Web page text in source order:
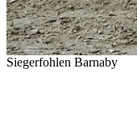
Siegerfohlen